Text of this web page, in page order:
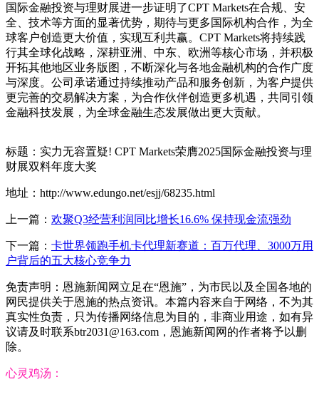
国际金融投资与理财展进一步证明了CPT Markets在合规、安
全、技术等方面的显著优势，期待与更多国际机构合作，为全
球客户创造更大价值，实现互利共赢。CPT Markets将持续践
行其全球化战略，深耕亚洲、中东、欧洲等核心市场，并积极
开拓其他地区业务版图，不断深化与各地金融机构的合作广度
与深度。公司承诺通过持续推动产品和服务创新，为客户提供
更完善的交易解决方案，为合作伙伴创造更多机遇，共同引领
金融科技发展，为全球金融生态发展做出更大贡献。
标题：实力无容置疑! CPT Markets荣膺2025国际金融投资与理
财展双料年度大奖
地址：http://www.edungo.net/esjj/68235.html
上一篇： 欢聚Q3经营利润同比增长16.6% 保持现金流强劲
下一篇： 卡世界领跑手机卡代理新赛道：百万代理、3000万用
户背后的五大核心竞争力
免责声明：恩施新闻网立足在“恩施”，为市民以及全国各地的
网民提供关于恩施的热点资讯。本篇内容来自于网络，不为其
真实性负责，只为传播网络信息为目的，非商业用途，如有异
议请及时联系btr2031@163.com，恩施新闻网的作者将予以删
除。
心灵鸡汤：